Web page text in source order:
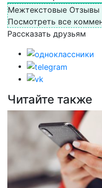
Межтекстовые Отзывы
Посмотреть все
Рассказать друзьям
Читайте также